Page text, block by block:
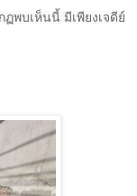
พบเห็นนี้ มีเพียงเจดีย์